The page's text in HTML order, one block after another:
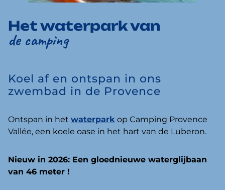
Het waterpark van
de camping
Koel af en ontspan in ons
zwembad in de Provence
Ontspan in het waterpark op Camping Provence
Vallée, een koele oase in het hart van de Luberon.
Nieuw in 2026: Een gloednieuwe waterglijbaan
van 46 meter !